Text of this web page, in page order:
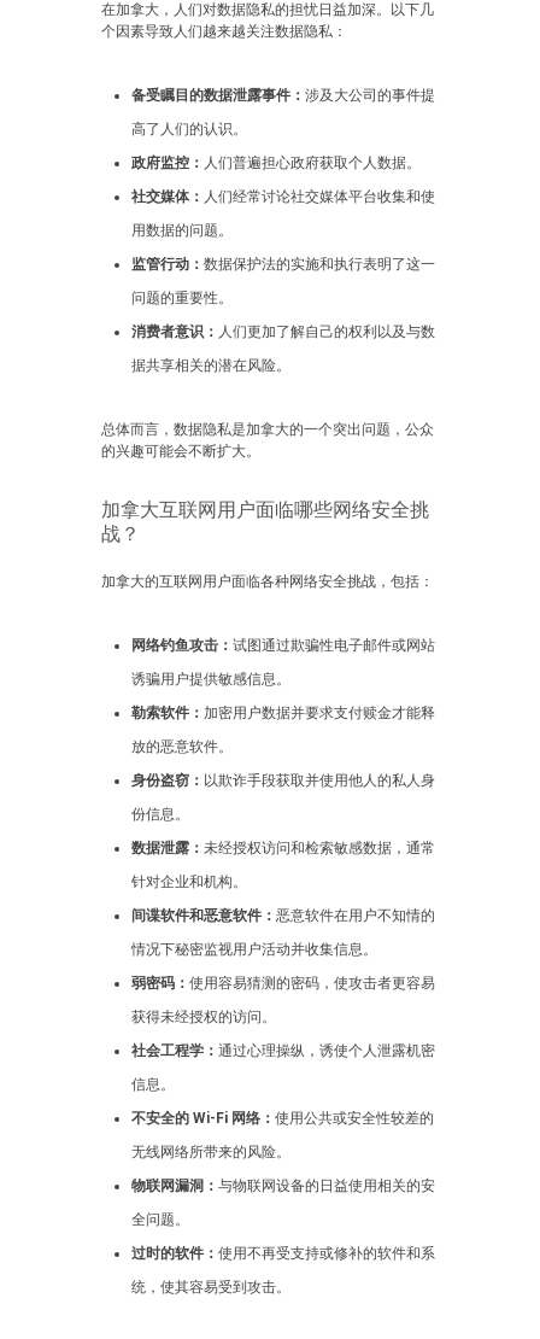
在加拿大，人们对数据隐私的担忧日益加深。以下几
个因素导致人们越来越关注数据隐私：
备受瞩目的数据泄露事件： 涉及大公司的事件提
高了人们的认识。
政府监控： 人们普遍担心政府获取个人数据。
社交媒体： 人们经常讨论社交媒体平台收集和使
用数据的问题。
监管行动： 数据保护法的实施和执行表明了这一
问题的重要性。
消费者意识： 人们更加了解自己的权利以及与数
据共享相关的潜在风险。
总体而言，数据隐私是加拿大的一个突出问题，公众
的兴趣可能会不断扩大。
加拿大互联网用户面临哪些网络安全挑
战？
加拿大的互联网用户面临各种网络安全挑战，包括：
网络钓鱼攻击： 试图通过欺骗性电子邮件或网站
诱骗用户提供敏感信息。
勒索软件： 加密用户数据并要求支付赎金才能释
放的恶意软件。
身份盗窃： 以欺诈手段获取并使用他人的私人身
份信息。
数据泄露： 未经授权访问和检索敏感数据，通常
针对企业和机构。
间谍软件和恶意软件： 恶意软件在用户不知情的
情况下秘密监视用户活动并收集信息。
弱密码： 使用容易猜测的密码，使攻击者更容易
获得未经授权的访问。
社会工程学： 通过心理操纵，诱使个人泄露机密
信息。
不安全的 Wi-Fi 网络： 使用公共或安全性较差的
无线网络所带来的风险。
物联网漏洞： 与物联网设备的日益使用相关的安
全问题。
过时的软件： 使用不再受支持或修补的软件和系
统，使其容易受到攻击。